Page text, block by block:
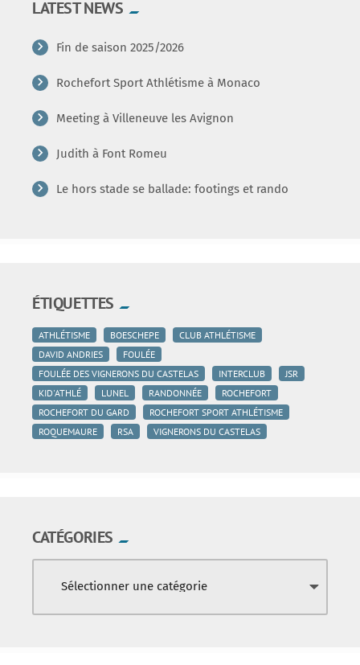
LATEST NEWS
Fin de saison 2025/2026
Rochefort Sport Athlétisme à Monaco
Meeting à Villeneuve les Avignon
Judith à Font Romeu
Le hors stade se ballade: footings et rando
ÉTIQUETTES
ATHLÉTISME BOESCHEPE
CLUB ATHLÉTISME
DAVID ANDRIES
FOULÉE
FOULÉE DES VIGNERONS DU CASTELAS
INTERCLUB
JSR
KID'ATHLÉ
LUNEL RANDONNÉE
ROCHEFORT
ROCHEFORT DU GARD
ROCHEFORT SPORT ATHLÉTISME
ROQUEMAURE
RSA VIGNERONS DU CASTELAS
CATÉGORIES